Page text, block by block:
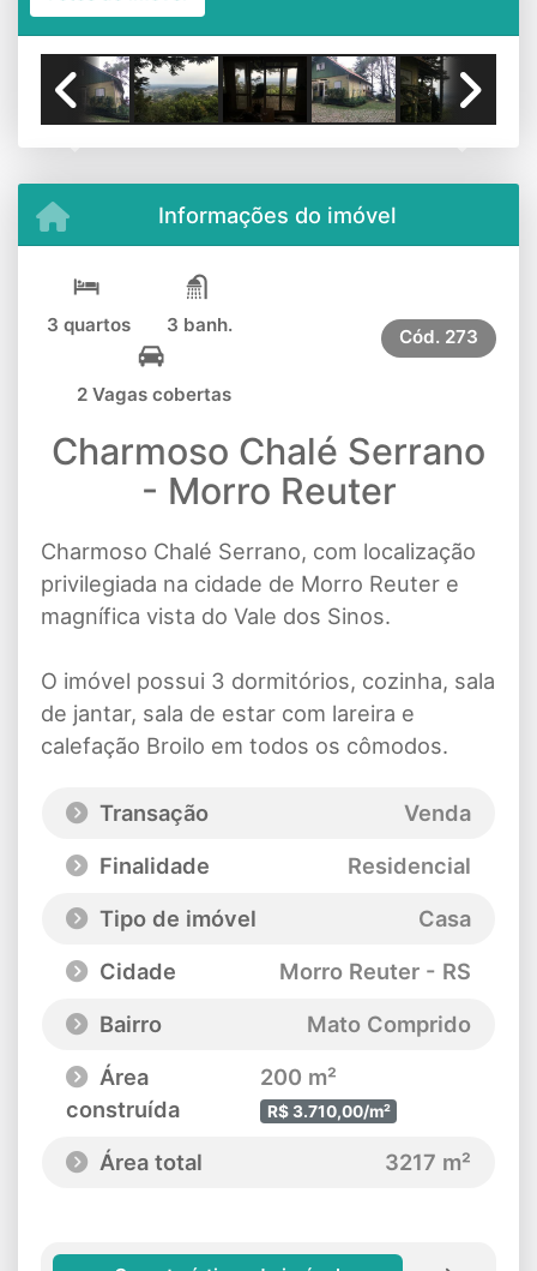
Informações do imóvel
3 quartos 3 banh.
2 Vagas cobertas
Cód. 273
Charmoso Chalé Serrano
- Morro Reuter
Charmoso Chalé Serrano, com localização
privilegiada na cidade de Morro Reuter e
magnífica vista do Vale dos Sinos.
O imóvel possui 3 dormitórios, cozinha, sala
de jantar, sala de estar com lareira e
calefação Broilo em todos os cômodos.
Transação
Venda
Finalidade
Residencial
Tipo de imóvel
Casa
Cidade
Morro Reuter - RS
Bairro
Mato Comprido
Área
construída
200 m²
R$ 3.710,00/m²
Área total 3217 m²